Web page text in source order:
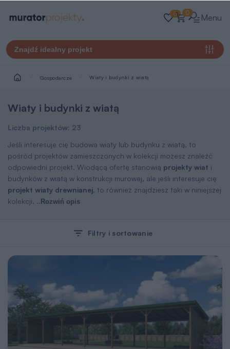
0 0 Menu
Znajdź idealny projekt
Gospodarcze Wiaty i budynki z wiatą
Wiaty i budynki z wiatą
Liczba projektów: 23
Jeśli interesuje cię budowa wiaty lub budynku z wiatą, to
pośród projektów zamieszczonych w kolekcji możesz znaleźć
odpowiedni projekt. Wiodącą ofertę stanowią projekty wiat i
budynków z wiatą w konstrukcji murowej, ale jeśli interesuje cię
projekt wiaty drewnianej, to również znajdziesz taki w niniejszej
kolekcji. .. Rozwiń opis
Filtry i sortowanie